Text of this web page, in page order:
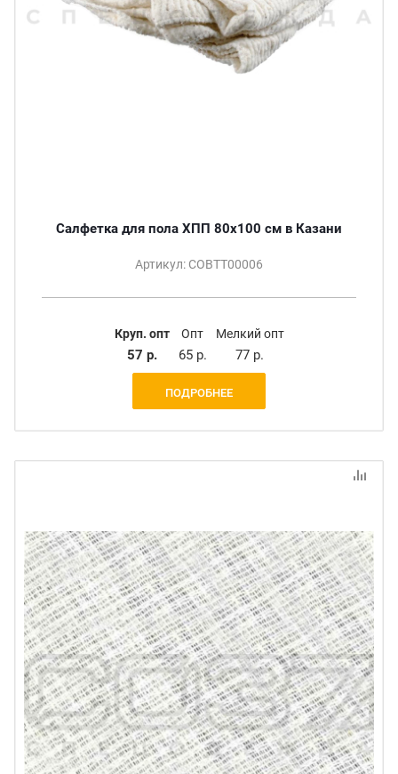
Салфетка для пола ХПП 80х100 см в Казани
Артикул: СОВТТ00006
Круп. опт
57 р.
Опт
65 р.
Мелкий опт
77 р.
ПОДРОБНЕЕ